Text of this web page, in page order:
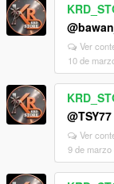
Ver
10 de
@TSY77
Ver
9 de marzo